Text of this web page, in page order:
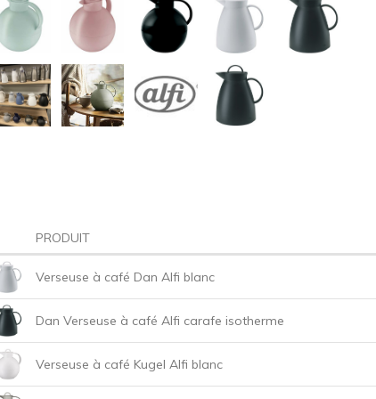
PRODUIT
Verseuse à café Dan Alfi blanc
Dan Verseuse à café Alfi carafe isotherme
Verseuse à café Kugel Alfi blanc